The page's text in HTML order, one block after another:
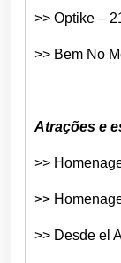
>> Optike –
>> Bem No
Atrações e
>>
>>
>> Desde el